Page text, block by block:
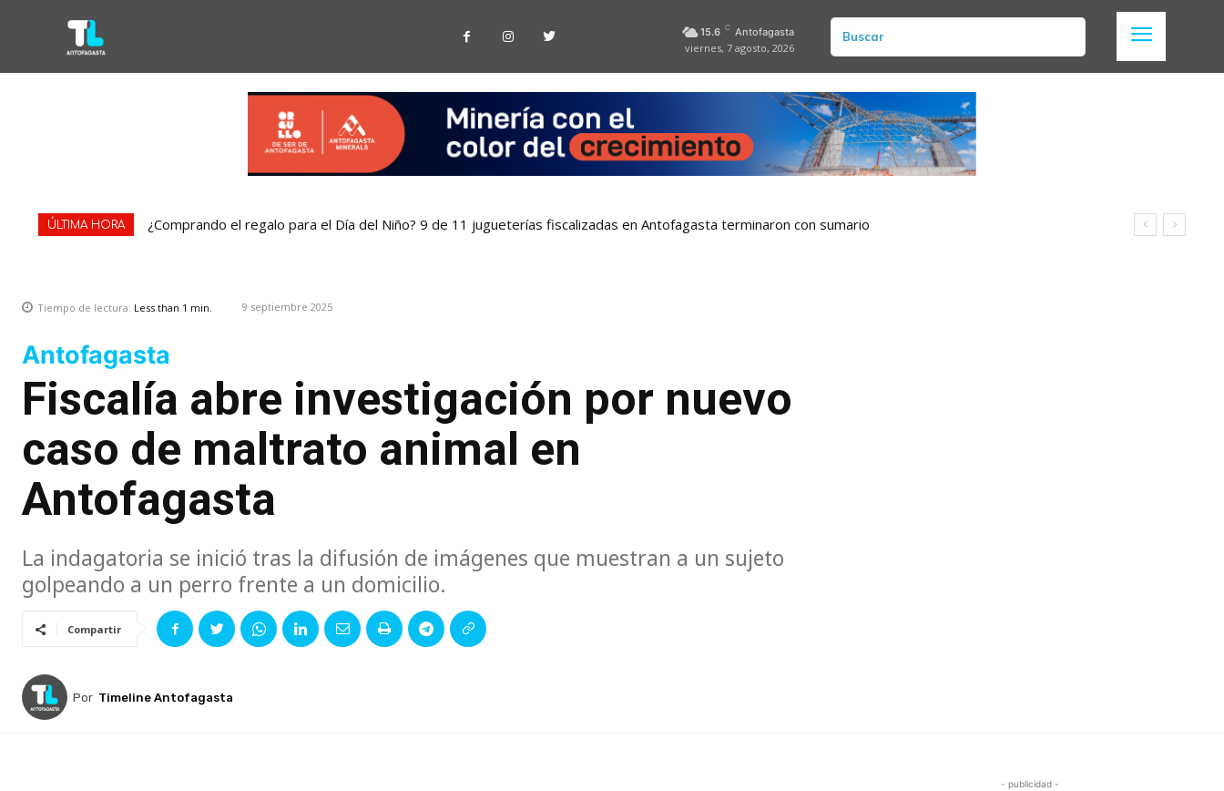
15.6 C Antofagasta
viernes, 7 agosto, 2026
Buscar
ÚLTIMA HORA ¿Comprando el regalo para el Día del Niño? 9 de 11 jugueterías fiscalizadas en Antofagasta terminaron con sumario
Tiempo de lectura: Less than 1 min. 9 septiembre 2025
Antofagasta
Fiscalía abre investigación por nuevo
caso de maltrato animal en
Antofagasta
La indagatoria se inició tras la difusión de imágenes que muestran a un sujeto
golpeando a un perro frente a un domicilio.
Compartir
Por Timeline Antofagasta
- publicidad -